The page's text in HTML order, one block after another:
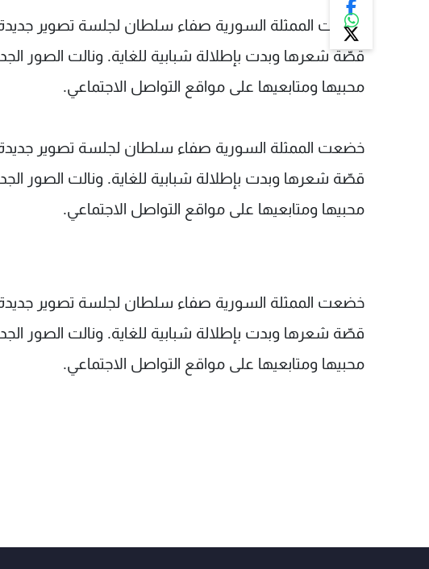
خضعت الممثلة السورية صفاء سلطان لجلسة تصوير
قصّة شعرها وبدت بإطلالة شبابية للغاية. ونالت الصور
محبيها ومتابعيها على مواقع التواصل الاجتماعي.
خضعت الممثلة السورية صفاء سلطان لجلسة تصوير
قصّة شعرها وبدت بإطلالة شبابية للغاية. ونالت الصور
محبيها ومتابعيها على مواقع التواصل الاجتماعي.
خضعت الممثلة السورية صفاء سلطان لجلسة تصوير
قصّة شعرها وبدت بإطلالة شبابية للغاية. ونالت الصور
محبيها ومتابعيها على مواقع التواصل الاجتماعي.